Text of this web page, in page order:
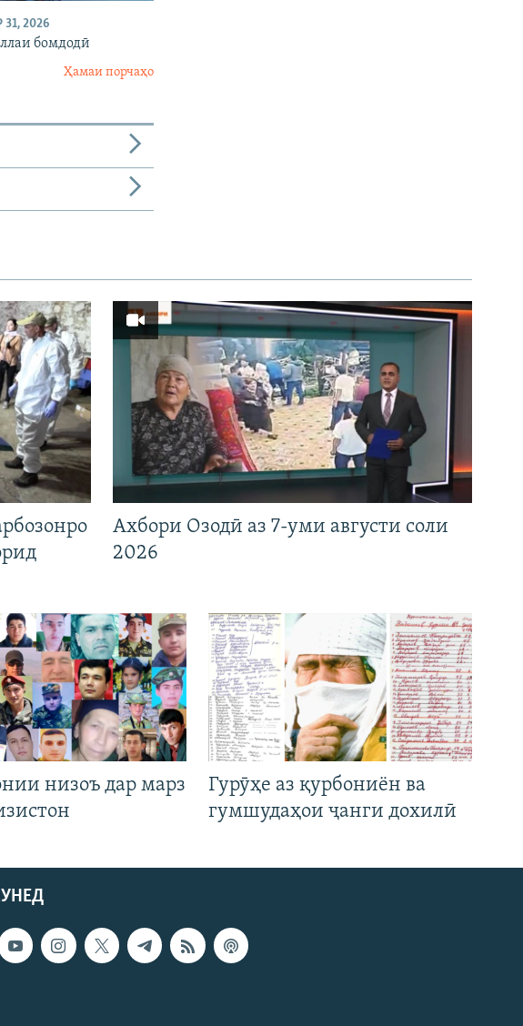
2026
бомдодӣ
Ҳамаи порчаҳо
Ахбори Озодӣ аз 7-уми августи соли
2026
низоъ дар марз
Гурӯҳе аз қурбониён ва
гумшудаҳои ҷанги дохилӣ